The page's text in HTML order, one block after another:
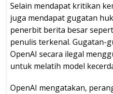
Selain mendapat kritikan
juga mendapat gugatan
penerbit berita besar
penulis terkenal. Gugatan-
OpenAI secara ilegal
untuk melatih model
OpenAI mengatakan,